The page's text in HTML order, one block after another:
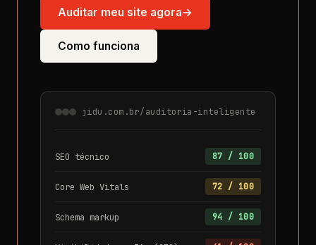
Auditar meu site agora→
Como funciona
jidu.com.br/auditoria-inteligente
SEO técnico 87 / 100
Core Web Vitals 72 / 100
Schema markup 94 / 100